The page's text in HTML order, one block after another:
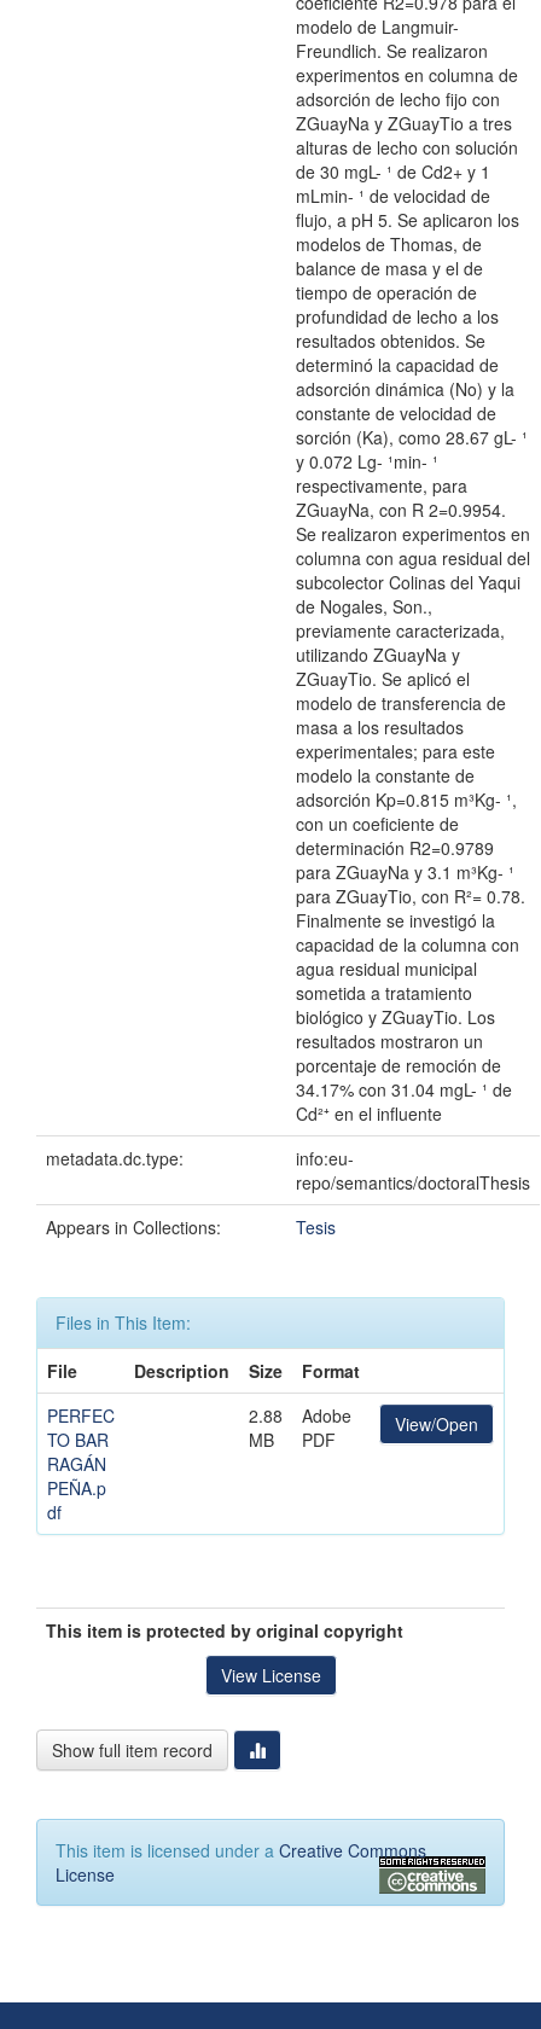
modelo de Langmuir-
Freundlich. Se realizaron
experimentos en columna de
adsorción de lecho fijo con
ZGuayNa y ZGuayTio a tres
alturas de lecho con solución
de 30 mgL- ¹ de Cd2+ y 1
mLmin- ¹ de velocidad de
flujo, a pH 5. Se aplicaron los
modelos de Thomas, de
balance de masa y el de
tiempo de operación de
profundidad de lecho a los
resultados obtenidos. Se
determinó la capacidad de
adsorción dinámica (No) y la
constante de velocidad de
sorción (Ka), como 28.67 gL- ¹
y 0.072 Lg- ¹min- ¹
respectivamente, para
ZGuayNa, con R 2=0.9954.
Se realizaron experimentos en
columna con agua residual del
subcolector Colinas del Yaqui
de Nogales, Son.,
previamente caracterizada,
utilizando ZGuayNa y
ZGuayTio. Se aplicó el
modelo de transferencia de
masa a los resultados
experimentales; para este
modelo la constante de
adsorción Kp=0.815 m³Kg- ¹,
con un coeficiente de
determinación R2=0.9789
para ZGuayNa y 3.1 m³Kg- ¹
para ZGuayTio, con R²= 0.78.
Finalmente se investigó la
capacidad de la columna con
agua residual municipal
sometida a tratamiento
biológico y ZGuayTio. Los
resultados mostraron un
porcentaje de remoción de
34.17% con 31.04 mgL- ¹ de
Cd²⁺ en el influente
metadata.dc.type:
info:eu-
repo/semantics/doctoralThesis
Appears in Collections:
Tesis
Files in This Item:
File
Description Size
Format
PERFEC
TO BAR
RAGÁN
PEÑA.p
df
2.88
MB
Adobe
PDF
View/Open
This item is protected by original copyright
View License
Show full item record
This item is licensed under a Creative Commons
License